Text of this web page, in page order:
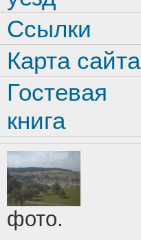
Ссылки
Карта сайта
Гостевая
книга
фото.